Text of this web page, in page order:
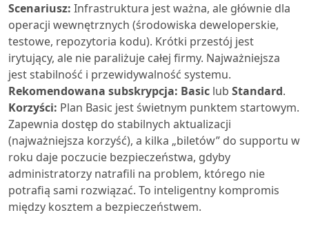
Scenariusz: Infrastruktura jest ważna, ale głównie dla
operacji wewnętrznych (środowiska deweloperskie,
testowe, repozytoria kodu). Krótki przestój jest
irytujący, ale nie paraliżuje całej firmy. Najważniejsza
jest stabilność i przewidywalność systemu.
Rekomendowana subskrypcja: Basic lub Standard.
Korzyści: Plan Basic jest świetnym punktem startowym.
Zapewnia dostęp do stabilnych aktualizacji
(najważniejsza korzyść), a kilka „biletów” do supportu w
roku daje poczucie bezpieczeństwa, gdyby
administratorzy natrafili na problem, którego nie
potrafią sami rozwiązać. To inteligentny kompromis
między kosztem a bezpieczeństwem.